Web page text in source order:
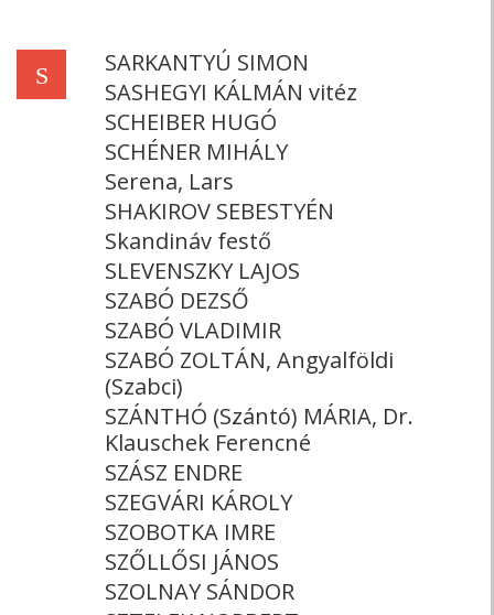
S
SARKANTYÚ SIMON
SASHEGYI KÁLMÁN vitéz
SCHEIBER HUGÓ
SCHÉNER MIHÁLY
Serena, Lars
SHAKIROV SEBESTYÉN
Skandináv festő
SLEVENSZKY LAJOS
SZABÓ DEZSŐ
SZABÓ VLADIMIR
SZABÓ ZOLTÁN, Angyalföldi
(Szabci)
SZÁNTHÓ (Szántó) MÁRIA, Dr.
Klauschek Ferencné
SZÁSZ ENDRE
SZEGVÁRI KÁROLY
SZOBOTKA IMRE
SZŐLLŐSI JÁNOS
SZOLNAY SÁNDOR